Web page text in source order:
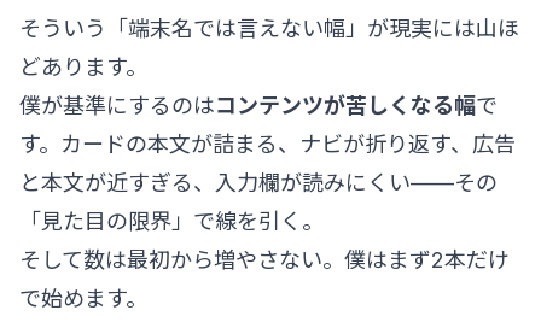
そういう「端末名では言えない幅」が現実には山ほ
どあります。
僕が基準にするのはコンテンツが苦しくなる幅で
す。カードの本文が詰まる、ナビが折り返す、広告
と本文が近すぎる、入力欄が読みにくい——その
「見た目の限界」で線を引く。
そして数は最初から増やさない。僕はまず2本だけ
で始めます。